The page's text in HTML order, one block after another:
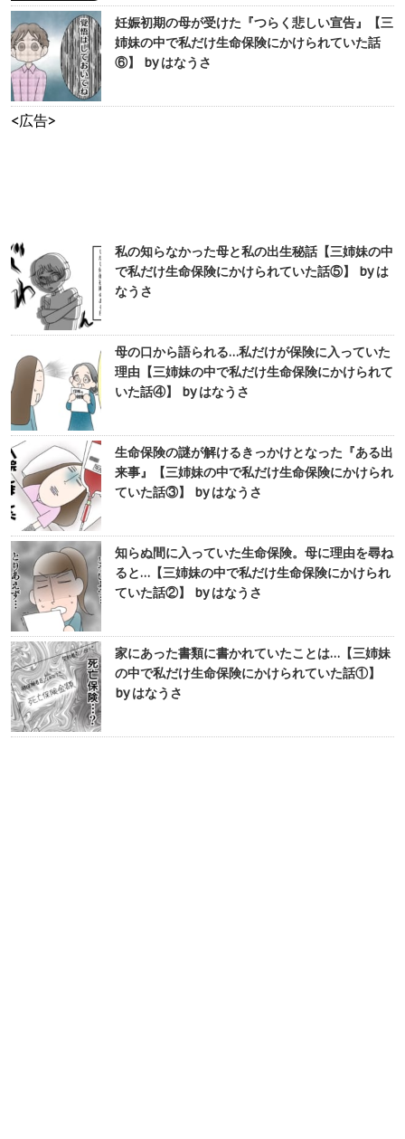
妊娠初期の母が受けた『つらく悲しい宣告』【三
姉妹の中で私だけ生命保険にかけられていた話
⑥】 by はなうさ
<広告>
私の知らなかった母と私の出生秘話【三姉妹の中
で私だけ生命保険にかけられていた話⑤】 by は
なうさ
母の口から語られる…私だけが保険に入っていた
理由【三姉妹の中で私だけ生命保険にかけられて
いた話④】 by はなうさ
生命保険の謎が解けるきっかけとなった『ある出
来事』【三姉妹の中で私だけ生命保険にかけられ
ていた話③】 by はなうさ
知らぬ間に入っていた生命保険。母に理由を尋ね
ると…【三姉妹の中で私だけ生命保険にかけられ
ていた話②】 by はなうさ
家にあった書類に書かれていたことは…【三姉妹
の中で私だけ生命保険にかけられていた話①】
by はなうさ